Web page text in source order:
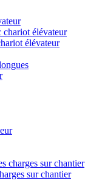
chariot élévateur
élévateur
charges sur chantier
sur chantier